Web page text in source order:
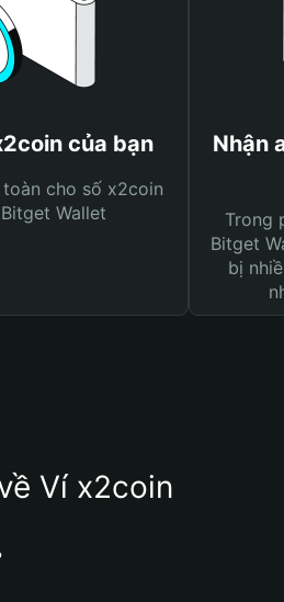
của bạn
cho số x2coin
Wallet
Nhận
Trong
Bitget
bị
Ví x2coin